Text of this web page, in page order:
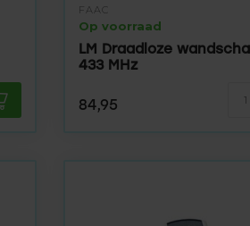
FAAC
Op voorraad
LM Draadloze
433 MHz
84,95